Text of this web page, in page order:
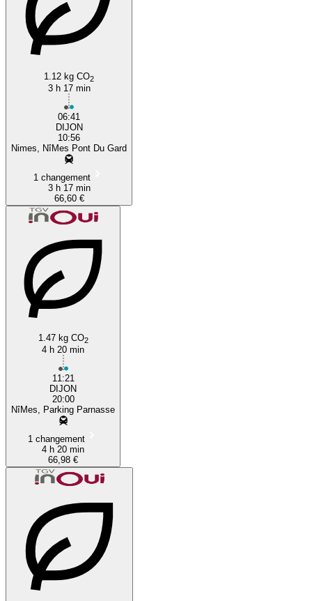
1.12 kg CO2
3 h 17 min
06:41
DIJON
10:56
Nimes, NîMes Pont Du Gard
1 changement
3 h 17 min
66,60 €
1.47 kg CO2
4 h 20 min
11:21
DIJON
20:00
NîMes, Parking Parnasse
1 changement
4 h 20 min
66,98 €